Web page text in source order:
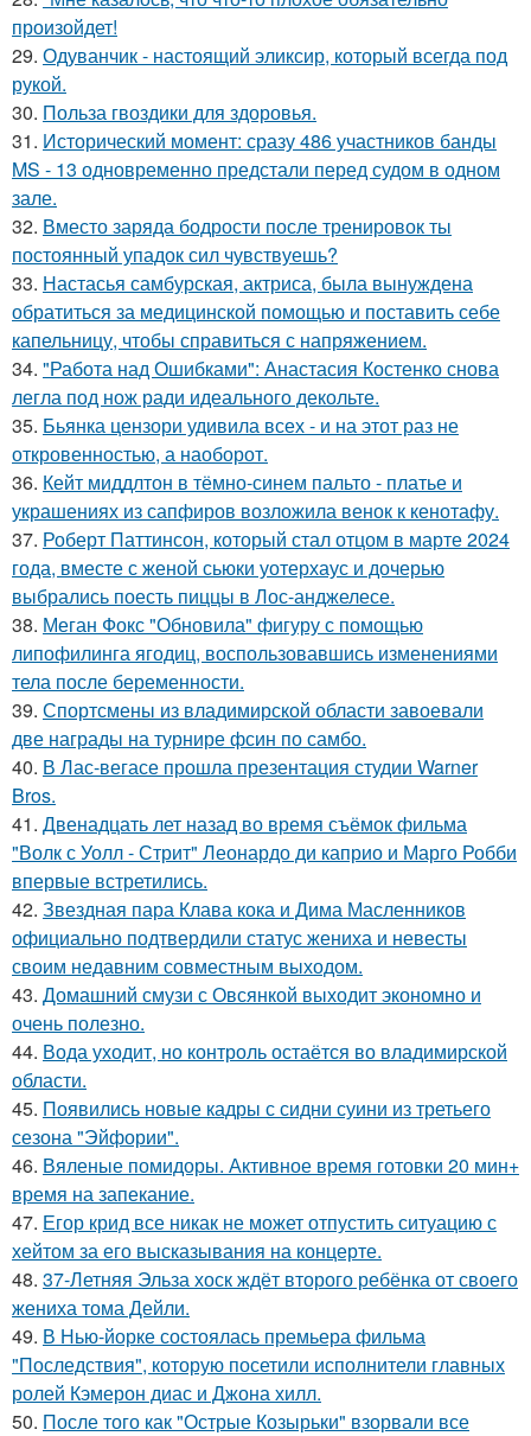
произойдет!
29. Одуванчик - настоящий эликсир, который всегда под
рукой.
30. Польза гвоздики для здоровья.
31. Исторический момент: сразу 486 участников банды
MS - 13 одновременно предстали перед судом в одном
зале.
32. Вместо заряда бодрости после тренировок ты
постоянный упадок сил чувствуешь?
33. Настасья самбурская, актриса, была вынуждена
обратиться за медицинской помощью и поставить себе
капельницу, чтобы справиться с напряжением.
34. "Работа над Ошибками": Анастасия Костенко снова
легла под нож ради идеального декольте.
35. Бьянка цензори удивила всех - и на этот раз не
откровенностью, а наоборот.
36. Кейт миддлтон в тёмно-синем пальто - платье и
украшениях из сапфиров возложила венок к кенотафу.
37. Роберт Паттинсон, который стал отцом в марте 2024
года, вместе с женой сьюки уотерхаус и дочерью
выбрались поесть пиццы в Лос-анджелесе.
38. Меган Фокс "Обновила" фигуру с помощью
липофилинга ягодиц, воспользовавшись изменениями
тела после беременности.
39. Спортсмены из владимирской области завоевали
две награды на турнире фсин по самбо.
40. В Лас-вегасе прошла презентация студии Warner
Bros.
41. Двенадцать лет назад во время съёмок фильма
"Волк с Уолл - Стрит" Леонардо ди каприо и Марго Робби
впервые встретились.
42. Звездная пара Клава кока и Дима Масленников
официально подтвердили статус жениха и невесты
своим недавним совместным выходом.
43. Домашний смузи с Овсянкой выходит экономно и
очень полезно.
44. Вода уходит, но контроль остаётся во владимирской
области.
45. Появились новые кадры с сидни суини из третьего
сезона "Эйфории".
46. Вяленые помидоры. Активное время готовки 20 мин+
время на запекание.
47. Егор крид все никак не может отпустить ситуацию с
хейтом за его высказывания на концерте.
48. 37-Летняя Эльза хоск ждёт второго ребёнка от своего
жениха тома Дейли.
49. В Нью-йорке состоялась премьера фильма
"Последствия", которую посетили исполнители главных
ролей Кэмерон диас и Джона хилл.
50. После того как "Острые Козырьки" взорвали все